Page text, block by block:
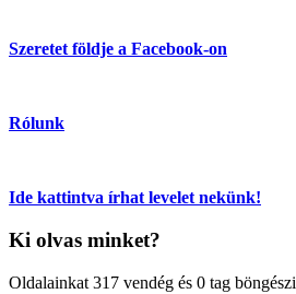
Szeretet földje a Facebook-on
Rólunk
Ide kattintva írhat levelet nekünk!
Ki olvas minket?
Oldalainkat 317 vendég és 0 tag böngészi